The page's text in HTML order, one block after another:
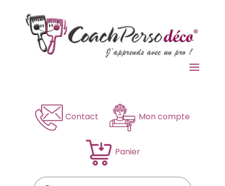
a
Contact Mon compte
Panier
Recherche